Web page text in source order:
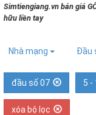
Simtiengiang.vn bán giá
hữu liền tay
Nhà mạng Đầu
đầu số 07 5 -
xóa bộ lọc